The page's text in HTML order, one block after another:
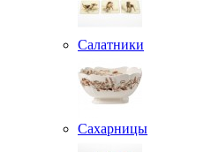
Салатники
Сахарницы